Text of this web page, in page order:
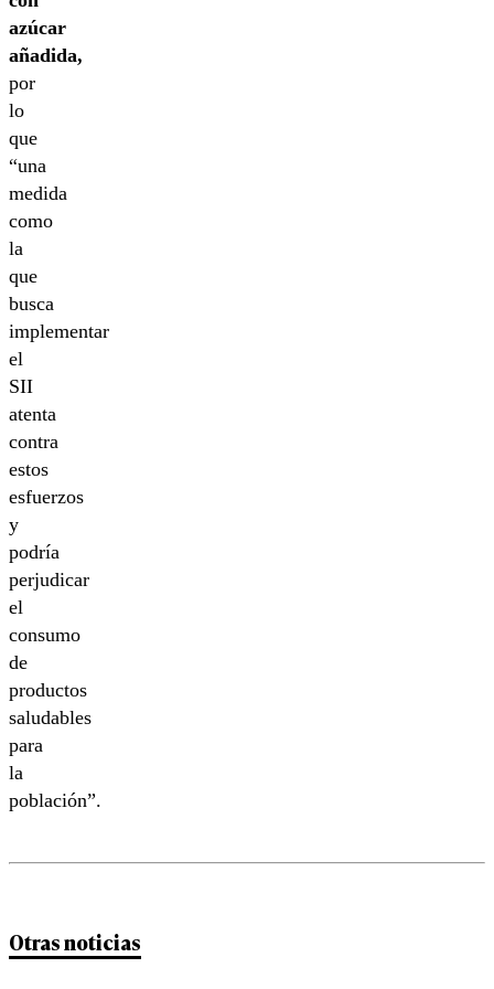
azúcar
añadida,
por
lo
que
“una
medida
como
la
que
busca
implementar
el
SII
atenta
contra
estos
esfuerzos
y
podría
perjudicar
el
consumo
de
productos
saludables
para
la
población”.
Otras noticias